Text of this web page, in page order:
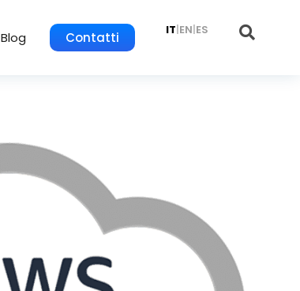
Blog Contatti IT|EN|ES